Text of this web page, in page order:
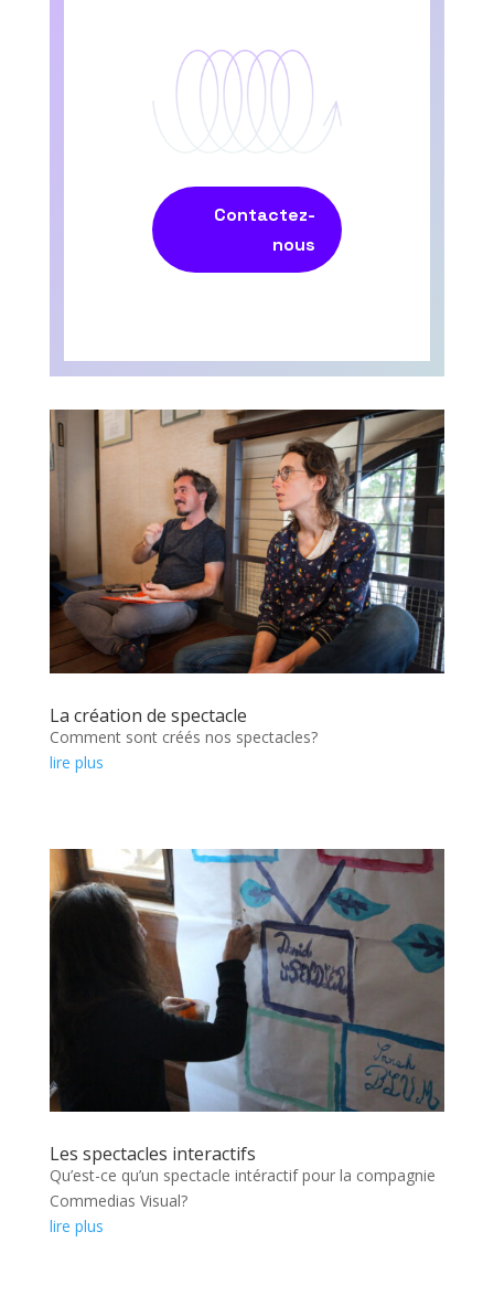
Contactez-
nous
La création de spectacle
Comment sont créés nos spectacles?
lire plus
Les spectacles interactifs
Qu’est-ce qu’un spectacle intéractif pour la compagnie
Commedias Visual?
lire plus